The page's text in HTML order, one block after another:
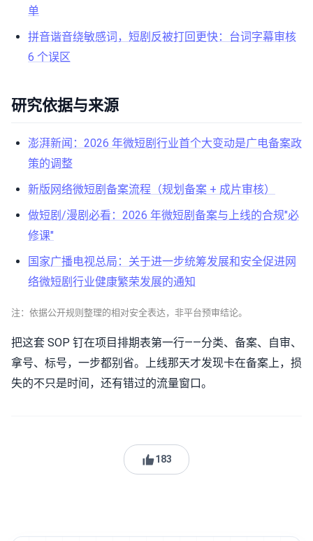
单
拼音谐音绕敏感词，短剧反被打回更快：台词字幕审核
6 个误区
研究依据与来源
澎湃新闻：2026 年微短剧行业首个大变动是广电备案政
策的调整
新版网络微短剧备案流程（规划备案 + 成片审核）
做短剧/漫剧必看：2026 年微短剧备案与上线的合规"必
修课"
国家广播电视总局：关于进一步统筹发展和安全促进网
络微短剧行业健康繁荣发展的通知
注：依据公开规则整理的相对安全表达，非平台预审结论。
把这套 SOP 钉在项目排期表第一行——分类、备案、自审、
拿号、标号，一步都别省。上线那天才发现卡在备案上，损
失的不只是时间，还有错过的流量窗口。
183